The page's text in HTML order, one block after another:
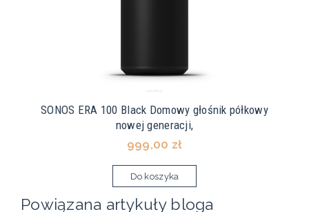
SONOS ERA 100 Black Domowy głośnik półkowy
nowej generacji,
999,00 zł
Do koszyka
Powiązana artykuły bloga